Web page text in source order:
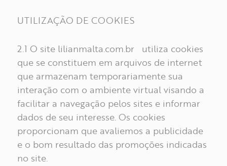
UTILIZAÇÃO DE COOKIES
2.1 O site lilianmalta.com.br utiliza cookies
que se constituem em arquivos de internet
que armazenam temporariamente sua
interação com o ambiente virtual visando a
facilitar a navegação pelos sites e informar
dados de seu interesse. Os cookies
proporcionam que avaliemos a publicidade
e o bom resultado das promoções indicadas
no site.